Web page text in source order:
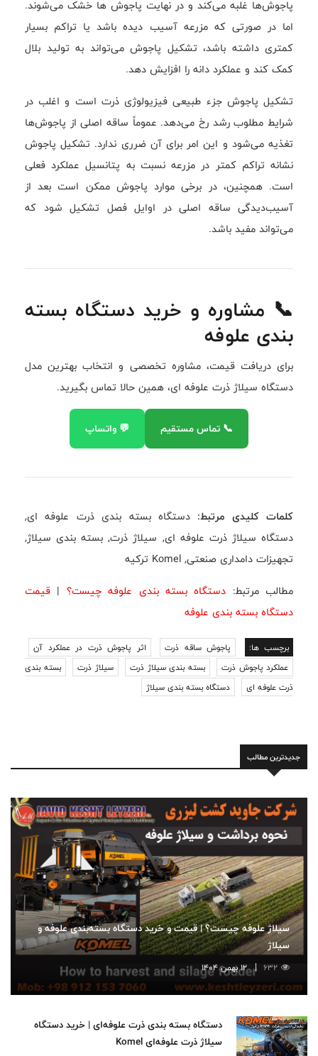
پاجوش‌ها غلبه می‌کند و در نهایت پاجوش ها خشک می‌شوند.
اما در صورتی که مزرعه آسیب دیده باشد یا تراکم بسیار
کمتری داشته باشد، تشکیل پاجوش می‌تواند به تولید بلال
کمک کند و عملکرد دانه را افزایش دهد.
تشکیل پاجوش جزء طبیعی فیزیولوژی ذرت است و اغلب در
شرایط مطلوب رشد رخ می‌دهد. عموماً ساقه اصلی از پاجوش‌ها
تغذیه می‌شود و این امر برای آن ضرری ندارد. تشکیل پاجوش
نشانه تراکم کمتر در مزرعه نسبت به پتانسیل عملکرد فعلی
است. همچنین، در برخی موارد پاجوش ممکن است بعد از
آسیب‌دیدگی ساقه اصلی در اوایل فصل تشکیل شود که
می‌تواند مفید باشد.
📞 مشاوره و خرید دستگاه بسته
بندی علوفه
برای دریافت قیمت، مشاوره تخصصی و انتخاب بهترین مدل
دستگاه سیلاژ ذرت علوفه ای، همین حالا تماس بگیرید.
📞 تماس مستقیم 💬 واتساپ
کلمات کلیدی مرتبط: دستگاه بسته بندی ذرت علوفه ای,
دستگاه سیلاژ ذرت علوفه ای, سیلاژ ذرت, بسته بندی سیلاژ,
تجهیزات دامداری صنعتی, Komel ترکیه
مطالب مرتبط: دستگاه بسته بندی علوفه چیست؟ | قیمت
دستگاه بسته بندی علوفه
برچسب ها: پاجوش ساقه ذرت
اثر پاجوش ذرت در عملکرد آن
عملکرد پاجوش ذرت
بسته بندی سیلاژ ذرت سیلاژ ذرت
بسته بندی
ذرت علوفه ای
دستگاه بسته بندی سیلاژ
جدیدترین مطالب
سیلاژ علوفه چیست؟ | قیمت و خرید دستگاه بسته‌بندی علوفه و
سیلاژ
632 12 بهمن 1404
دستگاه بسته بندی ذرت علوفه‌ای | خرید دستگاه
سیلاژ ذرت علوفه‌ای Komel